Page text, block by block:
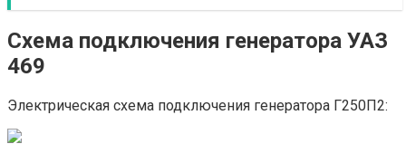
Схема подключения генератора УАЗ
469
Электрическая схема подключения генератора Г250П2: